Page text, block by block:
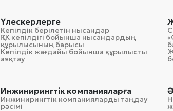
Үлескерлерге
Кепілдік берілетін нысандар
ҚТК кепілдігі бойынша нысандардың
құрылысының барысы
Кепілдік жағдайы бойынша құрылысты
аяқтау
Инжинирингтік компанияларға
Инжинирингтік компанияларды таңдау
рәсімі